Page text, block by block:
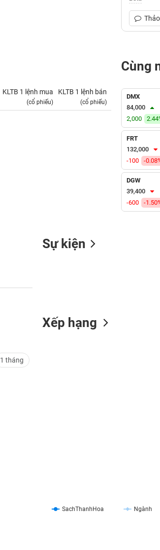
KLTB 1 lệnh mua
(cổ phiếu)
KLTB 1 lệnh bán
(cổ phiếu)
Cùng
DMX
84,000
2,000
FRT
132,000
-100
-
DGW
39,400
-600
-
Sự kiện
1 tháng
Xếp hạng
SachThanhHoa Ngành